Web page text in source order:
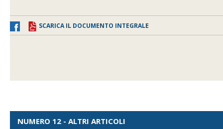
SCARICA IL DOCUMENTO INTEGRALE
NUMERO 12 - ALTRI ARTICOLI